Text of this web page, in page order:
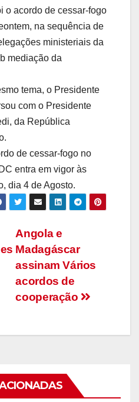
o acordo de cessar-fogo
na sequência de
ministeriais da
mediação da
tema, o Presidente
com o Presidente
da República
de cessar-fogo no
entra em vigor às
dia 4 de Agosto.
Angola e
Madagáscar
assinam Vários
acordos de
cooperação